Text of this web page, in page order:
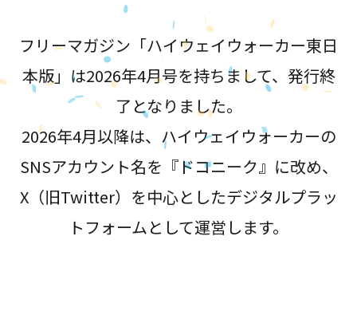
フリーマガジン「ハイウェイウォーカー東日
本版」は2026年4月号を持ちまして、発行終
了となりました。
2026年4月以降は、ハイウェイウォーカーの
SNSアカウント名を『ドコニーク』に改め、
X（旧Twitter）を中心としたデジタルプラッ
トフォームとして運営します。